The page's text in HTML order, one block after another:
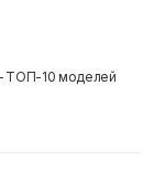
ТОП-10 моделей